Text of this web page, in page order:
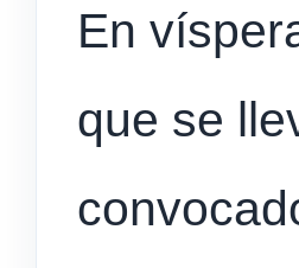
En
que se